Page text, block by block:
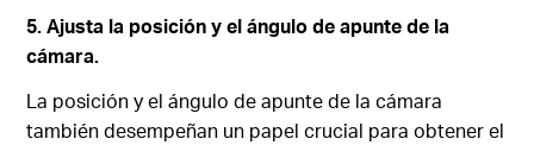
5. Ajusta la posición y el ángulo de apunte de la
cámara.
La posición y el ángulo de apunte de la cámara
también desempeñan un papel crucial para obtener el